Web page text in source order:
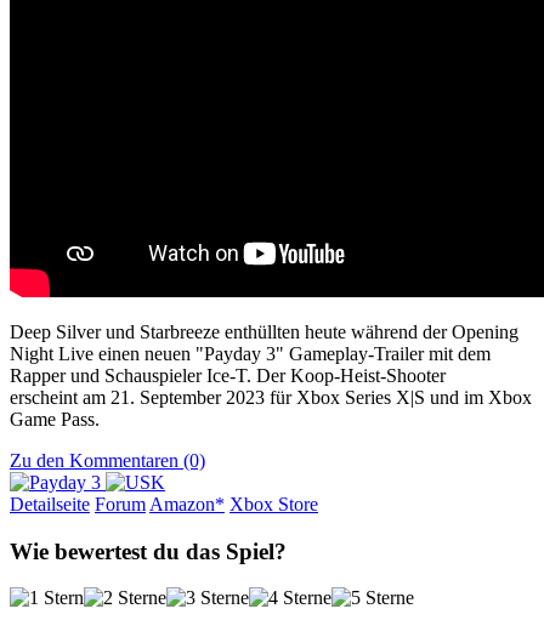
Deep Silver und Starbreeze enthüllten heute während der Opening
Night Live einen neuen "Payday 3" Gameplay-Trailer mit dem
Rapper und Schauspieler Ice-T. Der Koop-Heist-Shooter
erscheint am 21. September 2023 für Xbox Series X|S und im Xbox
Game Pass.
Zu den Kommentaren (0)
Detailseite Forum Amazon* Xbox Store
Wie bewertest du das Spiel?